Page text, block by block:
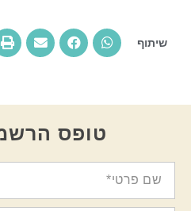
שיתוף
טופס